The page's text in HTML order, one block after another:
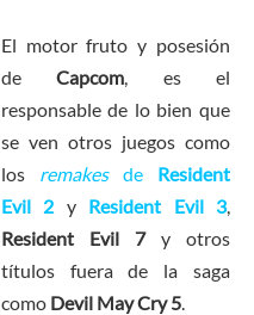
El motor fruto y posesión
deCapcom, es el
responsable de lo bien que
se ven otros juegos como
los remakes de Resident
Evil 2 y Resident Evil 3,
Resident Evil 7y otros
títulos fuera de la saga
como Devil May Cry 5.